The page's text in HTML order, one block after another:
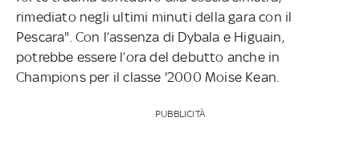
rimediato negli ultimi minuti della gara con il
Pescara". Con l’assenza di Dybala e Higuain,
potrebbe essere l’ora del debutto anche in
Champions per il classe '2000 Moise Kean.
PUBBLICITÀ